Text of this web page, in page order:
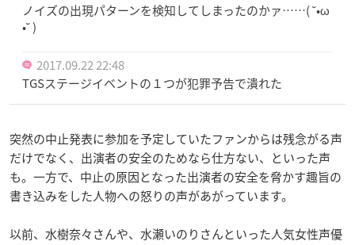
ノイズの出現パターンを検知してしまったのかァ……( ˘•ω
•˘ )
2017.09.22 22:48
TGSステージイベントの１つが犯罪予告で潰れた
突然の中止発表に参加を予定していたファンからは残念がる声
だけでなく、出演者の安全のためなら仕方ない、といった声
も。一方で、中止の原因となった出演者の安全を脅かす趣旨の
書き込みをした人物への怒りの声があがっています。
以前、水樹奈々さんや、水瀬いのりさんといった人気女性声優